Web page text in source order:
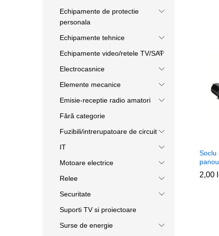
Soclu
panou
2,00
2,00
Echipamente de protectie
personala
Echipamente tehnice
Echipamente video/retele TV/SAT
Electrocasnice
Elemente mecanice
Emisie-receptie radio amatori
Fără categorie
Fuzibili/intrerupatoare de circuit
IT
Motoare electrice
Relee
Securitate
Suporti TV si proiectoare
Surse de energie